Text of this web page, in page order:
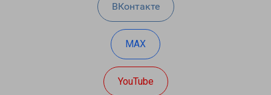
ВКонтакте
MAX
YouTube